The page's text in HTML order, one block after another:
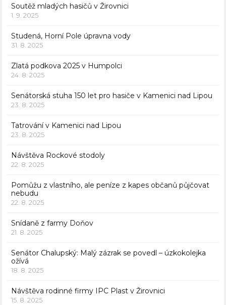
Soutěž mladých hasičů v Žirovnici
1. 9. 2025
Studená, Horní Pole úpravna vody
31. 8. 2025
Zlatá podkova 2025 v Humpolci
24. 8. 2025
Senátorská stuha 150 let pro hasiče v Kamenici nad Lipou
23. 8. 2025
Tatrování v Kamenici nad Lipou
23. 8. 2025
Návštěva Rockové stodoly
22. 8. 2025
Pomůžu z vlastního, ale peníze z kapes občanů půjčovat
nebudu
22. 8. 2025
Snídaně z farmy Doňov
21. 8. 2025
Senátor Chalupský: Malý zázrak se povedl – úzkokolejka
ožívá
18. 8. 2025
Návštěva rodinné firmy IPC Plast v Žirovnici
15. 8. 2025